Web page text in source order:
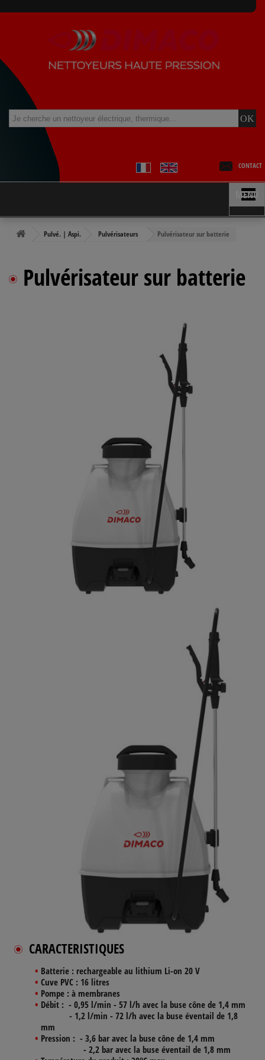
CONTACT
MENU
Pulvé. | Aspi. Pulvérisateurs Pulvérisateur sur batterie
Pulvérisateur sur batterie
CARACTERISTIQUES
Batterie : rechargeable au lithium Li-on 20 V
Cuve PVC : 16 litres
Pompe : à membranes
Débit : - 0,95 l/min - 57 l/h avec la buse cône de 1,4 mm
- 1,2 l/min - 72 l/h avec la buse éventail de 1,8
mm
Pression : - 3,6 bar avec la buse cône de 1,4 mm
- 2,2 bar avec la buse éventail de 1,8 mm